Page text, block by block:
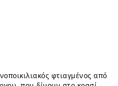
φτιαγμένος από